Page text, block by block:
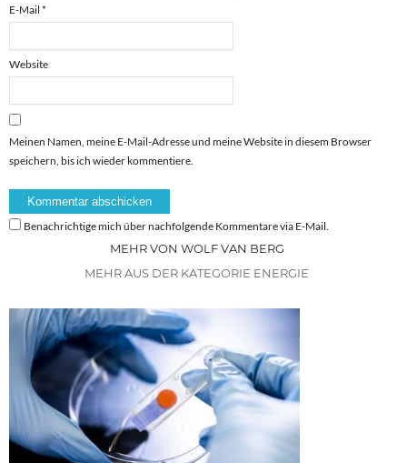
E-Mail *
Website
Meinen Namen, meine E-Mail-Adresse und meine Website in diesem Browser
speichern, bis ich wieder kommentiere.
Benachrichtige mich über nachfolgende Kommentare via E-Mail.
MEHR VON WOLF VAN BERG
MEHR AUS DER KATEGORIE ENERGIE